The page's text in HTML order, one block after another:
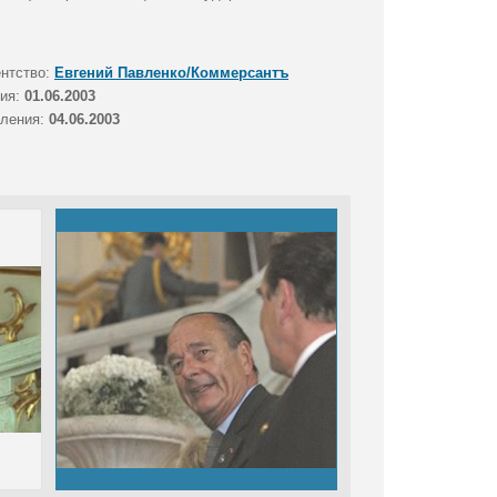
Евгений Павленко/Коммерсантъ
01.06.2003
04.06.2003